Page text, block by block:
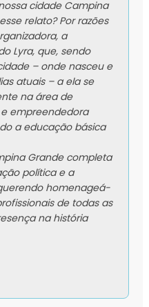
cidade Campina
relato? Por razões
a
Lyra, que, sendo
– onde nasceu e
atuais – a ela se
na área de
empreendedora
a educação básica
Grande completa
política e a
homenageá-
de todas as
na história